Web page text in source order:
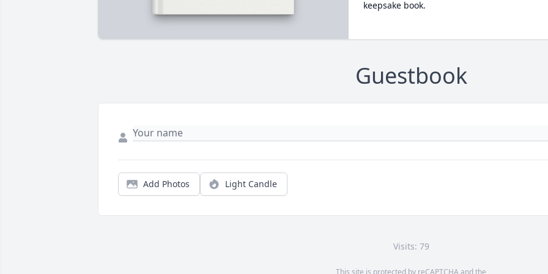
keepsake book.
Guestbook
Add Photos Light Candle
Visits: 79